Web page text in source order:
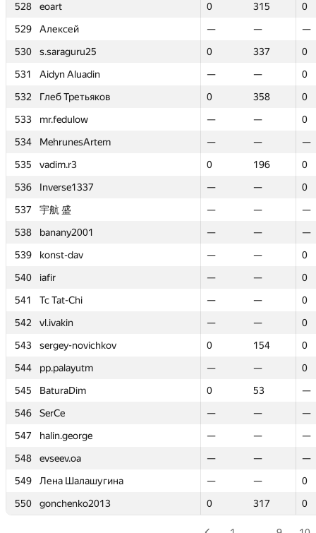
528
eoart 0 315
0
529
Алексей — —
—
530
s.saraguru25 0 337
0
531
Aidyn Aluadin — —
0
532
Глеб Третьяков 0 358
0
533
mr.fedulow — —
0
534
MehrunesArtem — —
—
535
vadim.r3 0 196
0
536
Inverse1337 — —
0
537
宇航 盛 — —
—
538
banany2001 — —
—
539
konst-dav — —
0
540
iafir — —
0
541
Tc Tat-Chi — —
0
542
vl.ivakin — —
0
543
sergey-novichkov 0 154
0
544
pp.palayutm — —
0
545
BaturaDim 0 53
—
546
SerCe — —
—
547
halin.george — —
—
548
evseev.oa — —
—
549
Лена Шалашугина — —
0
550
gonchenko2013 0 317 0
528
eoart 0 315
0
529
Алексей — —
—
530
s.saraguru25 0 337
0
531
Aidyn Aluadin — —
0
532
Глеб Третьяков 0 358
0
533
mr.fedulow — —
0
534
MehrunesArtem — —
—
535
vadim.r3 0 196
0
536
Inverse1337 — —
0
537
宇航 盛 — —
—
538
banany2001 — —
—
539
konst-dav — —
0
540
iafir — —
0
541
Tc Tat-Chi — —
0
542
vl.ivakin — —
0
543
sergey-novichkov 0 154
0
544
pp.palayutm — —
0
545
BaturaDim 0 53
—
546
SerCe — —
—
547
halin.george — —
—
548
evseev.oa — —
—
549
Лена Шалашугина — —
0
550
gonchenko2013 0 317 0